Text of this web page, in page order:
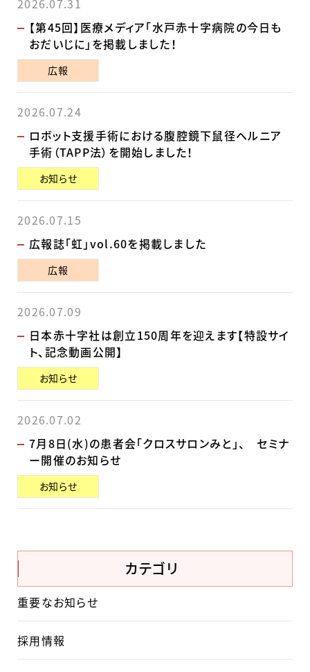
2026.07.31
【第45回】医療メディア「水戸赤十字病院の今日も
おだいじに」を掲載しました！
広報
2026.07.24
ロボット支援手術における腹腔鏡下鼠径ヘルニア
手術（TAPP法）を開始しました！
お知らせ
2026.07.15
広報誌「虹」vol.60を掲載しました
広報
2026.07.09
日本赤十字社は創立150周年を迎えます【特設サイ
ト、記念動画公開】
お知らせ
2026.07.02
7月8日(水)の患者会「クロスサロンみと」、 セミナ
ー開催のお知らせ
お知らせ
カテゴリ
重要なお知らせ
採用情報